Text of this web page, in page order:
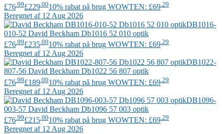
£76 .99£229 .0010% rabat på brug WOWTEN: £69 .29
Beregnet af 12 Aug 2026
DB1016-
010-52 David Beckham Db1016 52 010 optik
£76.99£235.0010% rabat på brug WOWTEN: £69.29
Beregnet af 12 Aug 2026
DB1022-
807-56 David Beckham Db1022 56 807 optik
£76 .99£189 .0010% rabat på brug WOWTEN: £69 .29
Beregnet af 12 Aug 2026
DB1096-
003-57 David Beckham Db1096 57 003 optik
£76 .99£215 .0010% rabat på brug WOWTEN: £69 .29
Beregnet af 12 Aug 2026